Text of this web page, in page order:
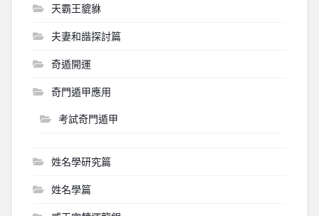
天霸王貔貅
夫妻和諧探討篇
奇遁開運
奇門遁甲應用
考試奇門遁甲
姓名學研究篇
姓名學篇